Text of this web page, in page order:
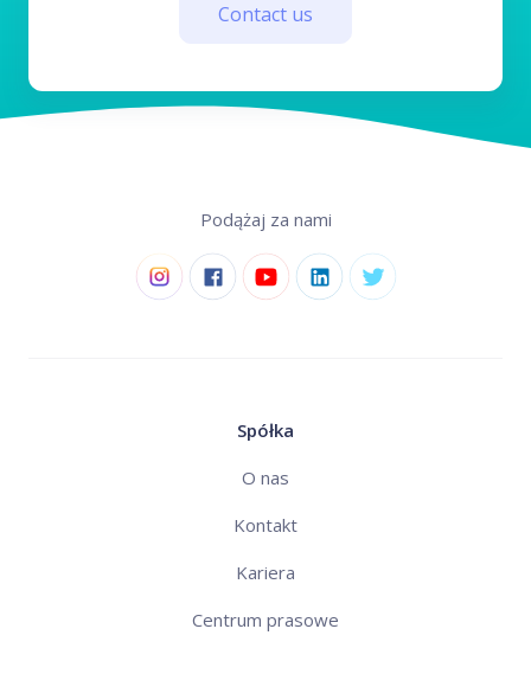
Contact us
Podążaj za nami
Spółka
O nas
Kontakt
Kariera
Centrum prasowe